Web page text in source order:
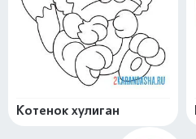
Котенок хулиган